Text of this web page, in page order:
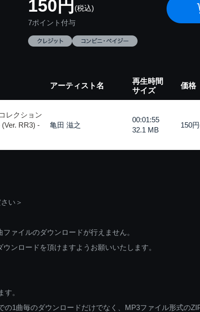
150円 (税込)
7ポイント付与
アーティスト名
再生時間
サイズ
価格
レクション
RR3) -
亀田 滋之
00:01:55
32.1 MB
150
い＞
ァイルのダウンロードが行えません。
ンロードを頂けますようお願いいたします。
。
1曲毎のダウンロードだけでなく、MP3ファイル形式の